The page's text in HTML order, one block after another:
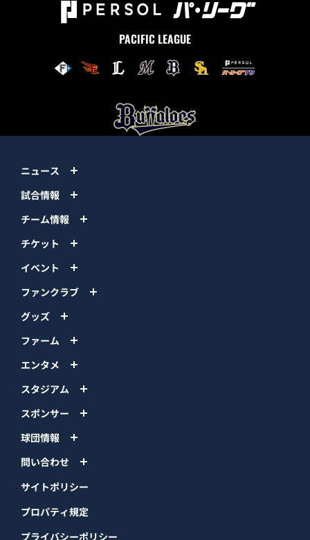
PACIFIC LEAGUE
ニュース
試合情報
チーム情報
チケット
イベント
ファンクラブ
グッズ
ファーム
エンタメ
スタジアム
スポンサー
球団情報
問い合わせ
サイトポリシー
プロパティ規定
プライバシーポリシー